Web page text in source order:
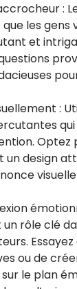
:
les gens
et
:
Optez
un design
rôle clé
Essayez
ou de
le plan